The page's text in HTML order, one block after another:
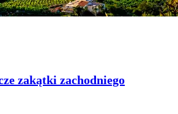
zakątki zachodniego